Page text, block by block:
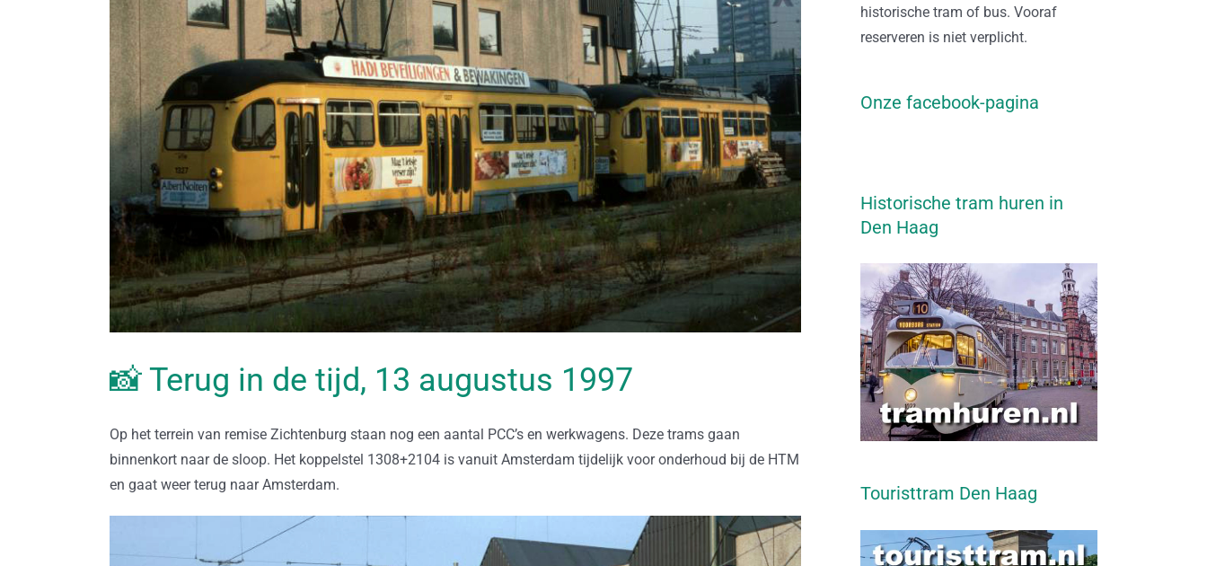
📸 Terug in de tijd, 13 augustus 1997
Op het terrein van remise Zichtenburg staan nog een aantal PCC’s en werkwagens. Deze trams gaan
binnenkort naar de sloop. Het koppelstel 1308+2104 is vanuit Amsterdam tijdelijk voor onderhoud bij de HTM
en gaat weer terug naar Amsterdam.
historische tram of bus. Vooraf
reserveren is niet verplicht.
Onze facebook-pagina
Historische tram huren in
Den Haag
Touristtram Den Haag